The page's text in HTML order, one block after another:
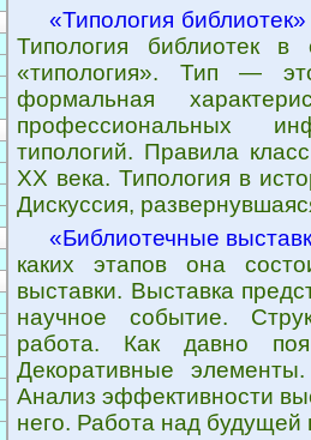
«Типология библиотек»
Типология библиотек в
«типология». Тип —
формальная
профессиональных
типологий. Правила
ХХ века. Типология в
Дискуссия,
«Библиотечные
каких этапов она
выставки. Выставка
научное событие.
работа. Как давно
Декоративные
Анализ эффективности
него. Работа над будущей